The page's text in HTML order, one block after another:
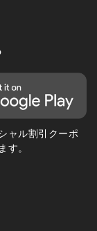
ャル割引クーポ
す。